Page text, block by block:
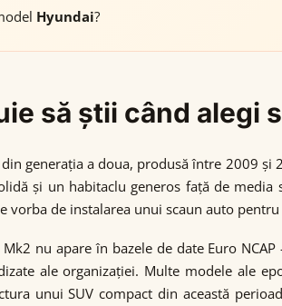
Hyundai?
să știi când alegi
generația a doua, produsă între 2009
și un habitaclu generos față de
vorba de instalarea unui scaun auto
nu apare în bazele de date Euro
ale organizației. Multe modele ale
unui SUV compact din această